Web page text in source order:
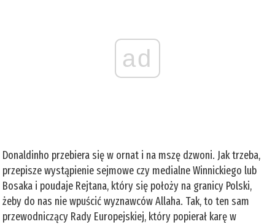
ad
Donaldinho przebiera się w ornat i na mszę dzwoni. Jak trzeba,
przepisze wystąpienie sejmowe czy medialne Winnickiego lub
Bosaka i poudaje Rejtana, który się położy na granicy Polski,
żeby do nas nie wpuścić wyznawców Allaha. Tak, to ten sam
przewodniczący Rady Europejskiej, który popierał karę w